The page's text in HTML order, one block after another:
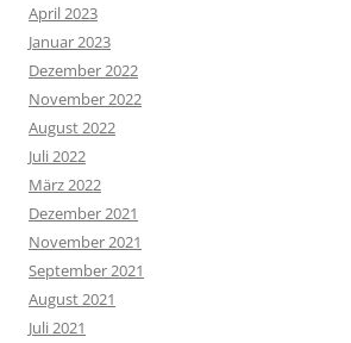
April 2023
Januar 2023
Dezember 2022
November 2022
August 2022
Juli 2022
März 2022
Dezember 2021
November 2021
September 2021
August 2021
Juli 2021